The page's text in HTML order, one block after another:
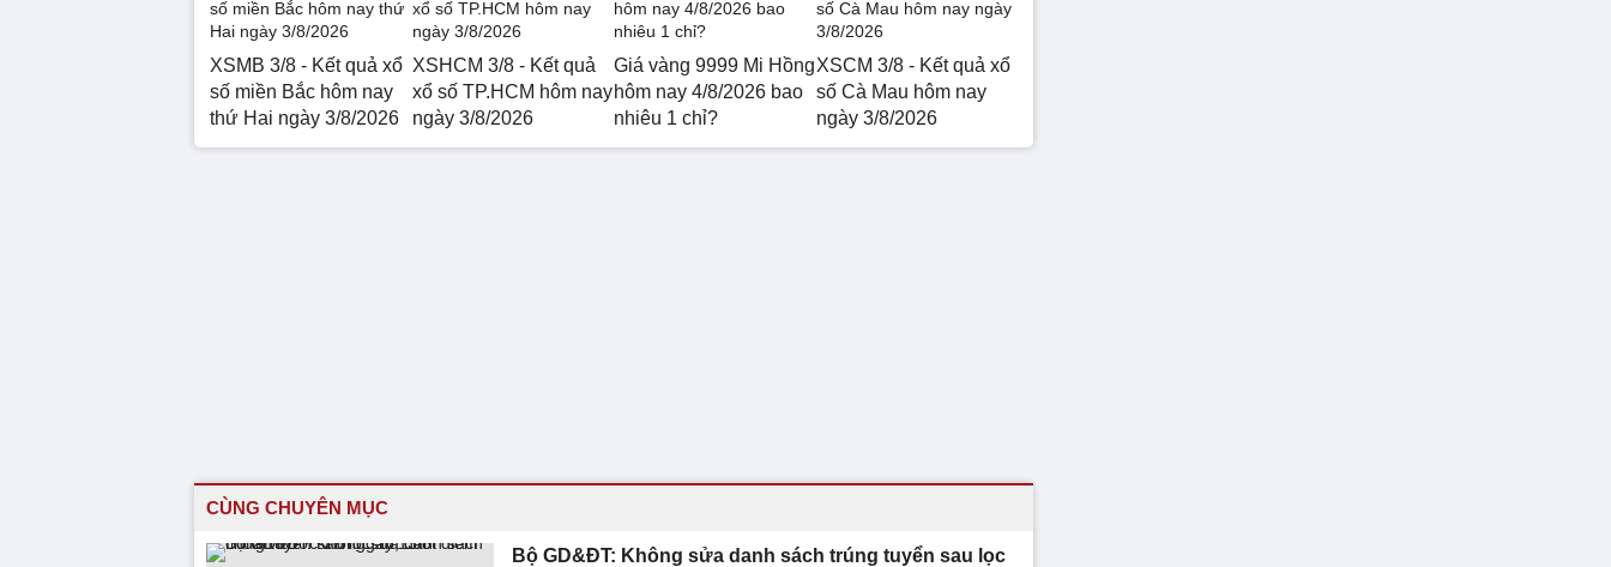
XSMB 3/8 - Kết quả xổ
số miền Bắc hôm nay
thứ Hai ngày 3/8/2026
XSHCM 3/8 - Kết quả
xổ số TP.HCM hôm nay
ngày 3/8/2026
Giá vàng 9999 Mi Hồng
hôm nay 4/8/2026 bao
nhiêu 1 chỉ?
XSCM 3/8 - Kết quả xổ
số Cà Mau hôm nay
ngày 3/8/2026
CÙNG CHUYÊN MỤC
Bộ GD&ĐT: Không sửa danh sách trúng tuyển sau lọc